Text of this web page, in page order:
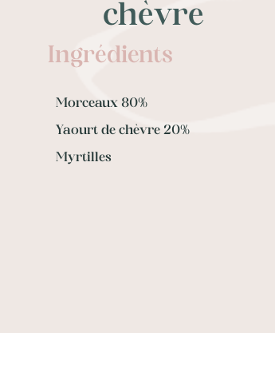
chèvre
Ingrédients
Morceaux 80%
Yaourt de chèvre 20%
Myrtilles